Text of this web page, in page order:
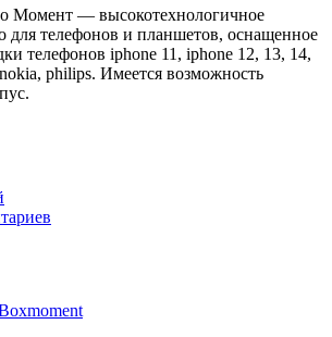
Момент — высокотехнологичное
для телефонов и планшетов, оснащенное
телефонов iphone 11, iphone 12, 13, 14,
philips. Имеется возможность